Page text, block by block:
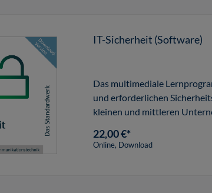
IT-Sicherheit (Software)
Das multimediale
und erforderlichen
kleinen und mittleren
22,00 €*
Online, Download